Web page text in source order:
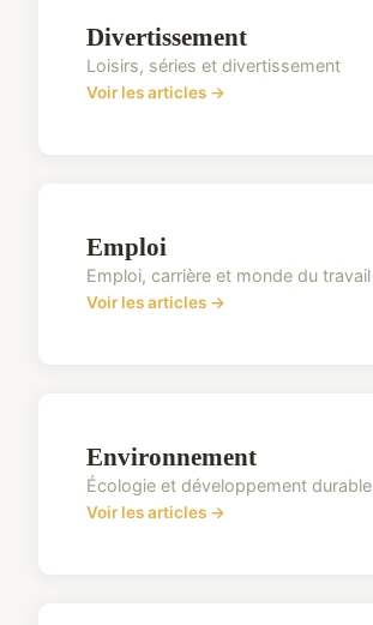
Divertissement
Loisirs, séries et divertissement
Voir les articles →
Emploi
Emploi, carrière et monde du travail
Voir les articles →
Environnement
Écologie et développement durable
Voir les articles →